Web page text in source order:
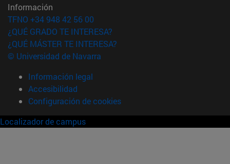
Información
TFNO +34 948 42 56 00
¿QUÉ GRADO TE INTERESA?
¿QUÉ MÁSTER TE INTERESA?
© Universidad de Navarra
Información legal
Accesibilidad
Configuración de cookies
Localizador de campus